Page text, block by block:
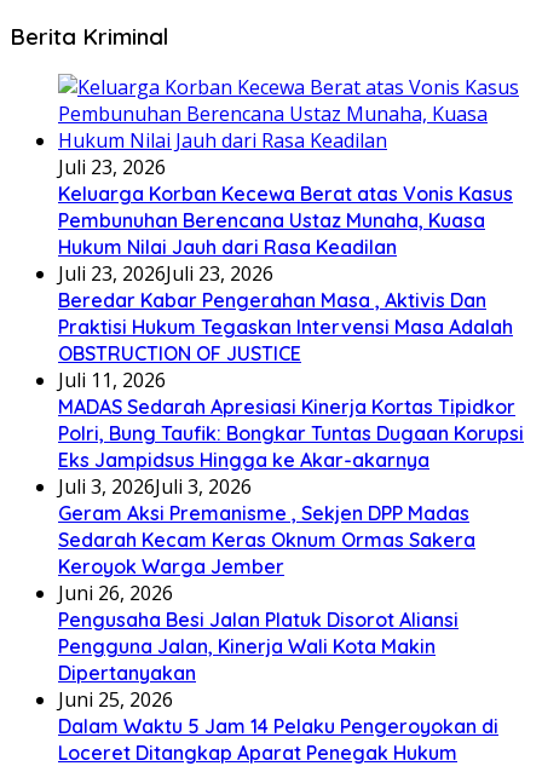
Berita Kriminal
Juli 23, 2026
Keluarga Korban Kecewa Berat atas Vonis Kasus
Pembunuhan Berencana Ustaz Munaha, Kuasa
Hukum Nilai Jauh dari Rasa Keadilan
Juli 23, 2026Juli 23, 2026
Beredar Kabar Pengerahan Masa , Aktivis Dan
Praktisi Hukum Tegaskan Intervensi Masa Adalah
OBSTRUCTION OF JUSTICE
Juli 11, 2026
MADAS Sedarah Apresiasi Kinerja Kortas Tipidkor
Polri, Bung Taufik: Bongkar Tuntas Dugaan Korupsi
Eks Jampidsus Hingga ke Akar-akarnya
Juli 3, 2026Juli 3, 2026
Geram Aksi Premanisme , Sekjen DPP Madas
Sedarah Kecam Keras Oknum Ormas Sakera
Keroyok Warga Jember
Juni 26, 2026
Pengusaha Besi Jalan Platuk Disorot Aliansi
Pengguna Jalan, Kinerja Wali Kota Makin
Dipertanyakan
Juni 25, 2026
Dalam Waktu 5 Jam 14 Pelaku Pengeroyokan di
Loceret Ditangkap Aparat Penegak Hukum